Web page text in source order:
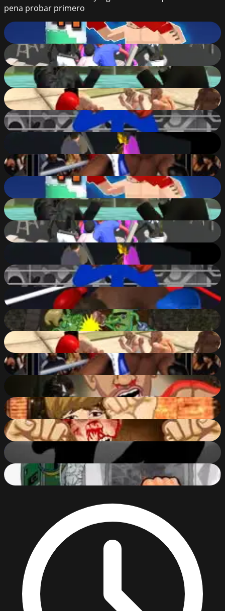
pena probar primero
Boxing Legend Simulator 2077
87
The Night Of Fight 2: Brawl in a CyberPub
84%
Mad City Matrix
81 %
Brawls.io
81%
Stickman Boxing KO Champion
73%
The Night Of Fight
69
Ultimate Boxing
69%
Boxing Legend Simulator 2077
87
Mad City Matrix
81 %
The Night Of Fight 2: Brawl in a CyberPub
84%
The Night Of Fight
69
Stickman Boxing KO Champion
73%
Super Boxing
64%
Troll Boxing
52 %
Brawls.io
81%
Ultimate Boxing
69%
Epic Celeb Brawl - Drake
50
Epic Celeb Brawl - Bieber
45%
Epic Celeb Brawl
44%
Knock Out Memories
56
PC Breakdown
62